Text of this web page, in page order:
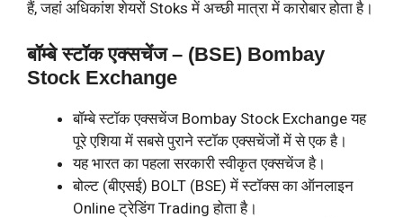
हैं, जहां अधिकांश शेयरों Stoks में अच्छी मात्रा में कारोबार होता है।
बॉम्बे स्टॉक एक्सचेंज – (BSE) Bombay
Stock Exchange
बॉम्बे स्टॉक एक्सचेंज Bombay Stock Exchange यह
पूरे एशिया में सबसे पुराने स्टॉक एक्सचेंजों में से एक है।
यह भारत का पहला सरकारी स्वीकृत एक्सचेंज है।
बोल्ट (बीएसई) BOLT (BSE) में स्टॉक्स का ऑनलाइन
Online ट्रेडिंग Trading होता है।